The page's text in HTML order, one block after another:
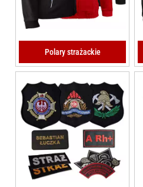
Polary strażackie